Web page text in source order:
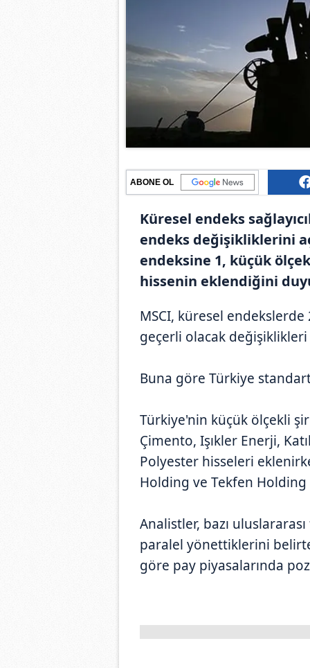
ABONE OL
Küresel endeks
endeks değişikliklerini
endeksine 1, küçük
hissenin eklendiğini
MSCI, küresel
geçerli olacak değişiklikleri
Buna göre Türkiye
Türkiye'nin küçük ölçekli
Çimento, Işıkler Enerji,
Polyester hisseleri
Holding ve Tekfen Holding
Analistler, bazı
paralel yönettiklerini
göre pay piyasalarında